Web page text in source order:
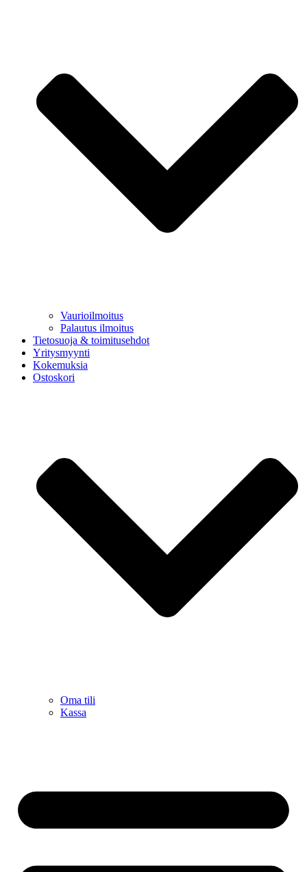
Vaurioilmoitus
Palautus ilmoitus
Tietosuoja & toimitusehdot
Yritysmyynti
Kokemuksia
Ostoskori
Oma tili
Kassa